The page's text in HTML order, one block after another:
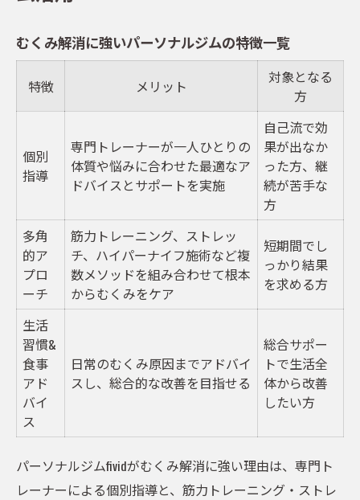
見た目が変わるパーソナルジムfividの実力
fivid独自のむくみ解消プログラム比較表
美ボディへ導くパーソナルジムの施策一覧
fividで実感する見た目変化のポイント
むくみ対策と見た目改善の両立法
パーソナルジム選びでむくみ対策を成功へ
パーソナルジム選びのポイント徹底比較
むくみ解消に特化したジムの見極め方
パーソナルジムと通常ジムの違いとは
理想のむくみケアを叶える選び方のコツ
効率的なむくみ解消法を徹底サポート
パーソナルジムで叶うむくみ解消法一覧
効率重視のむくみ改善トレーニング法
パーソナルジム活用で時短むくみケア
むくみ対策サポート内容を比較
プロが教えるむくみ解消のコツ
むくみ解消に強いパーソナルジムの特徴一覧
特徴 メリット
対象となる
方
個別
指導
専門トレーナーが一人ひとりの
体質や悩みに合わせた最適なア
ドバイスとサポートを実施
自己流で効
果が出なか
った方、継
続が苦手な
方
多角
的ア
プロ
ーチ
筋力トレーニング、ストレッ
チ、ハイパーナイフ施術など複
数メソッドを組み合わせて根本
からむくみをケア
短期間でし
っかり結果
を求める方
生活
習慣&
食事
アド
バイ
ス
日常のむくみ原因までアドバイ
スし、総合的な改善を目指せる
総合サポー
トで生活全
体から改善
したい方
パーソナルジムfividがむくみ解消に強い理由は、専門ト
レーナーによる個別指導と、筋力トレーニング・ストレ